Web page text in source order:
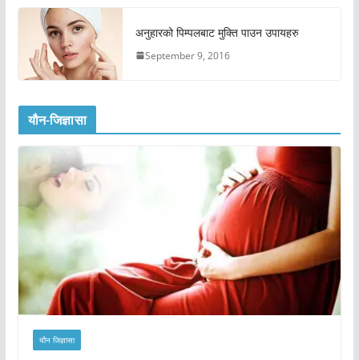
अनुहारको पिम्पलबाट मुक्ति पाउन उपायहरु
September 9, 2016
यौन-जिज्ञासा
यौन जिज्ञासा